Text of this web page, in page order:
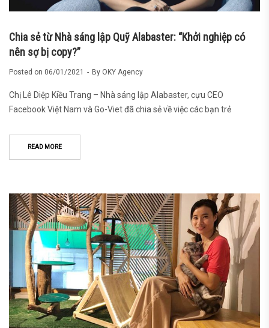
Chia sẻ từ Nhà sáng lập Quỹ Alabaster: “Khởi nghiệp có
nên sợ bị copy?”
Posted on 06/01/2021 By OKY Agency
Chị Lê Diệp Kiều Trang – Nhà sáng lập Alabaster, cựu CEO
Facebook Việt Nam và Go-Viet đã chia sẻ về việc các bạn trẻ
READ MORE